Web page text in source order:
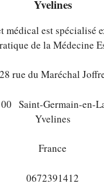
Yvelines
médical est spécialisé
de la Médecine
28 rue du Maréchal
Saint-Germain-en-
Yvelines
France
0672391412